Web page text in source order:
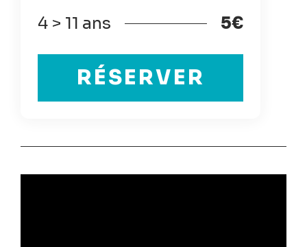
4 > 11 ans
5€
RÉSERVER